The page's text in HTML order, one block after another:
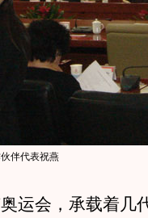
伴代表祝燕
运会，承载着几